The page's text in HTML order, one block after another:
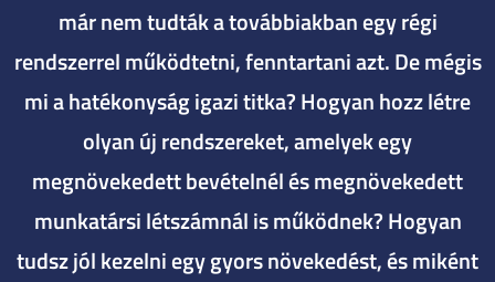
már nem tudták a továbbiakban egy régi
rendszerrel működtetni, fenntartani azt. De mégis
mi a hatékonyság igazi titka? Hogyan hozz létre
olyan új rendszereket, amelyek egy
megnövekedett bevételnél és megnövekedett
munkatársi létszámnál is működnek? Hogyan
tudsz jól kezelni egy gyors növekedést, és miként